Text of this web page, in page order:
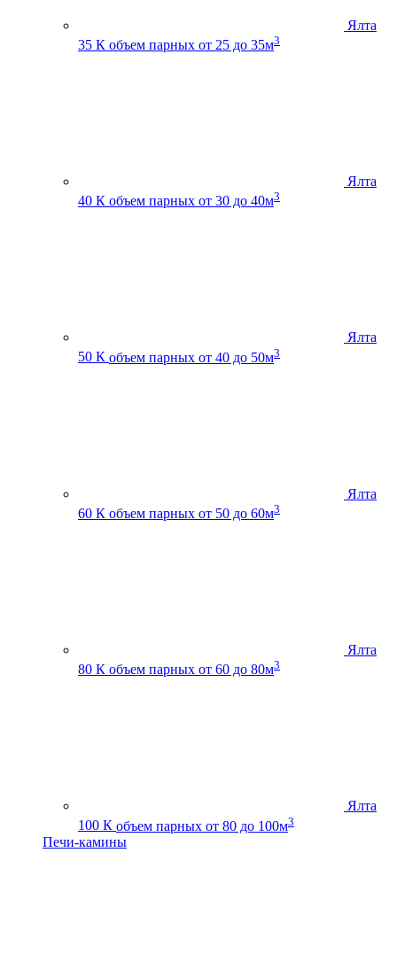
Ялта
35 К объем парных от 25 до 35м3
Ялта
40 К объем парных от 30 до 40м3
Ялта
50 К объем парных от 40 до 50м3
Ялта
60 К объем парных от 50 до 60м3
Ялта
80 К объем парных от 60 до 80м3
Ялта
100 К объем парных от 80 до 100м3
Печи-камины